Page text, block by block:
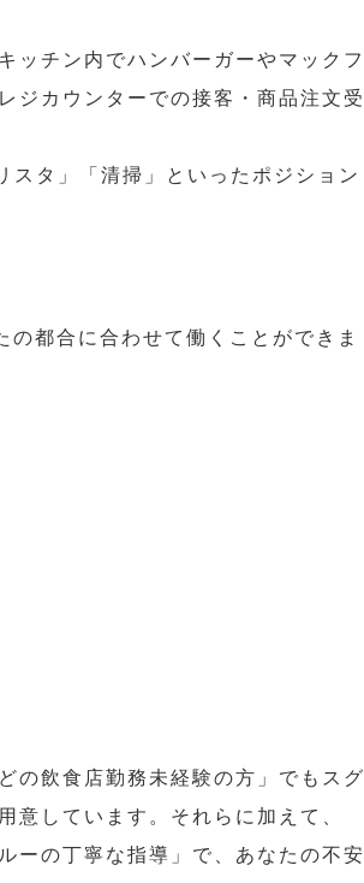
ッチン内でハンバーガーやマックフ
ジカウンターでの接客・商品注文受
タ」「清掃」といったポジション
都合に合わせて働くことができま
の飲食店勤務未経験の方」でもスグ
意しています。それらに加えて、
ーの丁寧な指導」で、あなたの不安